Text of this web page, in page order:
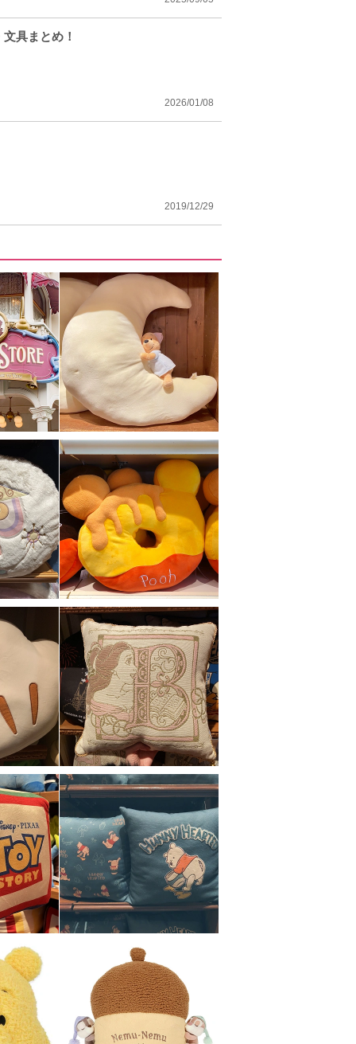
具まとめ！
2026/01/08
2019/12/29